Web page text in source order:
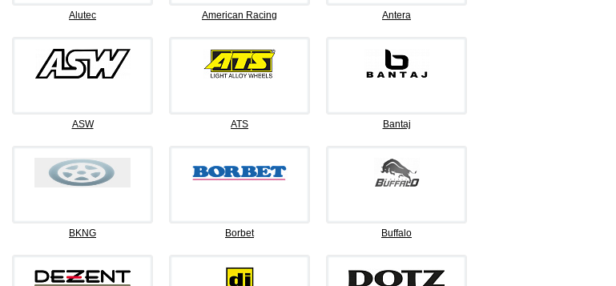
Alutec American Racing Antera
ASW ATS Bantaj
BKNG Borbet Buffalo